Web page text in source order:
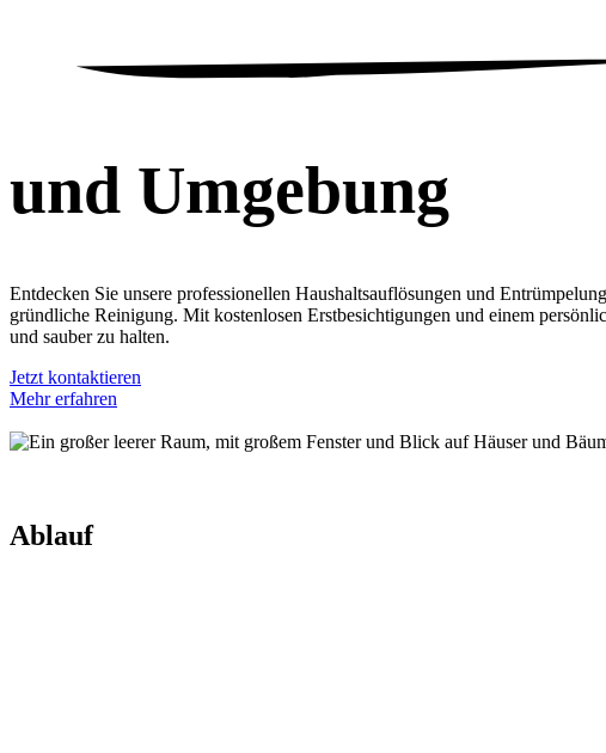
und Umgebung
Entdecken Sie unsere professionellen Haushaltsauflösungen und
gründliche Reinigung. Mit kostenlosen Erstbesichtigungen und einem
und sauber zu halten.
Jetzt kontaktieren
Mehr erfahren
Ablauf